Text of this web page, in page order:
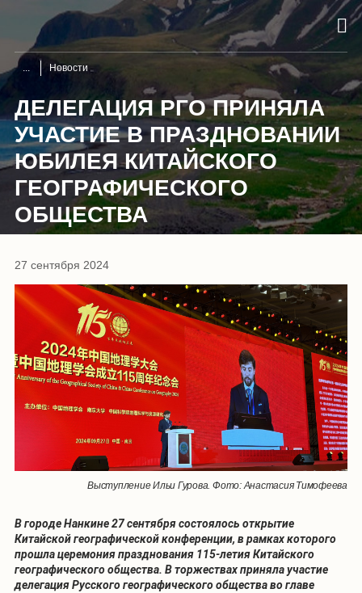
Новости
ДЕЛЕГАЦИЯ РГО ПРИНЯЛА
УЧАСТИЕ В ПРАЗДНОВАНИИ
ЮБИЛЕЯ КИТАЙСКОГО
ГЕОГРАФИЧЕСКОГО
ОБЩЕСТВА
27 сентября 2024
Выступление Ильи Гурова. Фото: Анастасия Тимофеева
В городе Нанкине 27 сентября состоялось открытие
Китайской географической конференции, в рамках которого
прошла церемония празднования 115-летия Китайского
географического общества. В торжествах приняла участие
делегация Русского географического общества во главе